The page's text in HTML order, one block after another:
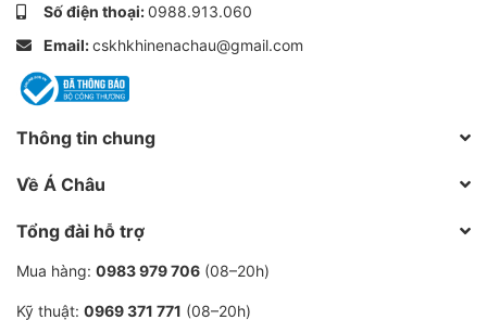
Số điện thoại:0988.913.060
Email:cskhkhinenachau@gmail.com
Thông tin chung
Về Á Châu
Tổng đài hỗ trợ
Mua hàng: 0983 979 706 (08–20h)
Kỹ thuật: 0969 371 771 (08–20h)